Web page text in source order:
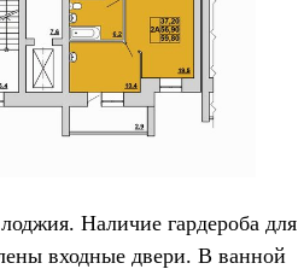
Наличие гардероба для
входные двери. В ванной